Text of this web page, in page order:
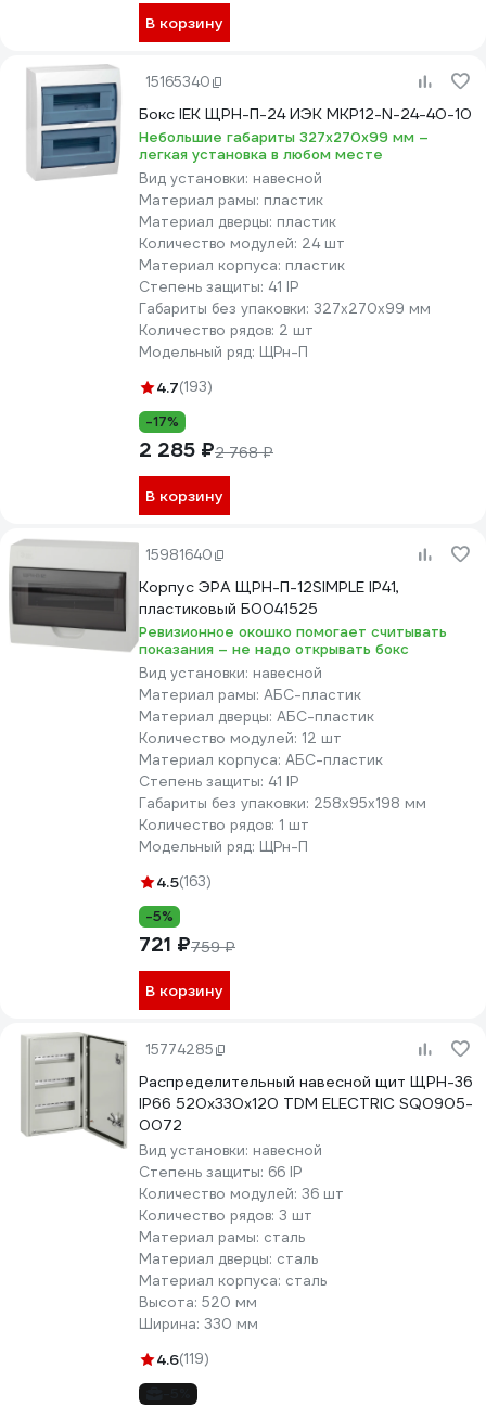
В корзину
15165340
Бокс IEK ЩРН-П-24 ИЭК MKP12-N-24-40-10
Небольшие габариты 327х270х99 мм –
легкая установка в любом месте
Вид установки: навесной
Материал рамы: пластик
Материал дверцы: пластик
Количество модулей: 24 шт
Материал корпуса: пластик
Степень защиты: 41 IP
Габариты без упаковки: 327х270х99 мм
Количество рядов: 2 шт
Модельный ряд: ЩРн-П
4.7(193)
-17%
2 285 ₽2 768 ₽
В корзину
15981640
Корпус ЭРА ЩРН-П-12SIMPLE IP41,
пластиковый Б0041525
Ревизионное окошко помогает считывать
показания – не надо открывать бокс
Вид установки: навесной
Материал рамы: АБС-пластик
Материал дверцы: АБС-пластик
Количество модулей: 12 шт
Материал корпуса: АБС-пластик
Степень защиты: 41 IP
Габариты без упаковки: 258x95x198 мм
Количество рядов: 1 шт
Модельный ряд: ЩРн-П
4.5(163)
-5%
721 ₽759 ₽
В корзину
15774285
Распределительный навесной щит ЩРН-36
IP66 520х330х120 TDM ELECTRIC SQ0905-
0072
Вид установки: навесной
Степень защиты: 66 IP
Количество модулей: 36 шт
Количество рядов: 3 шт
Материал рамы: сталь
Материал дверцы: сталь
Материал корпуса: сталь
Высота: 520 мм
Ширина: 330 мм
4.6(119)